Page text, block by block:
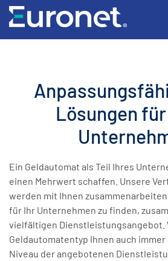
Lösungen
Ein Geldautomat als Teil Ihres
einen Mehrwert schaffen. Unsere
werden mit Ihnen
für Ihr Unternehmen zu finden,
vielfältigen Dienstleistungsangebot.
Geldautomatentyp Ihnen auch
Niveau der angebotenen